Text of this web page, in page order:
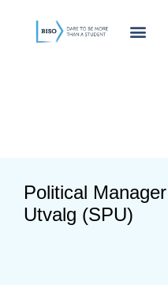
innholdet
Political
Utvalg (SPU)